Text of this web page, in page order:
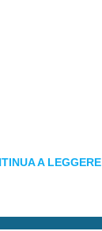
A LEGGERE